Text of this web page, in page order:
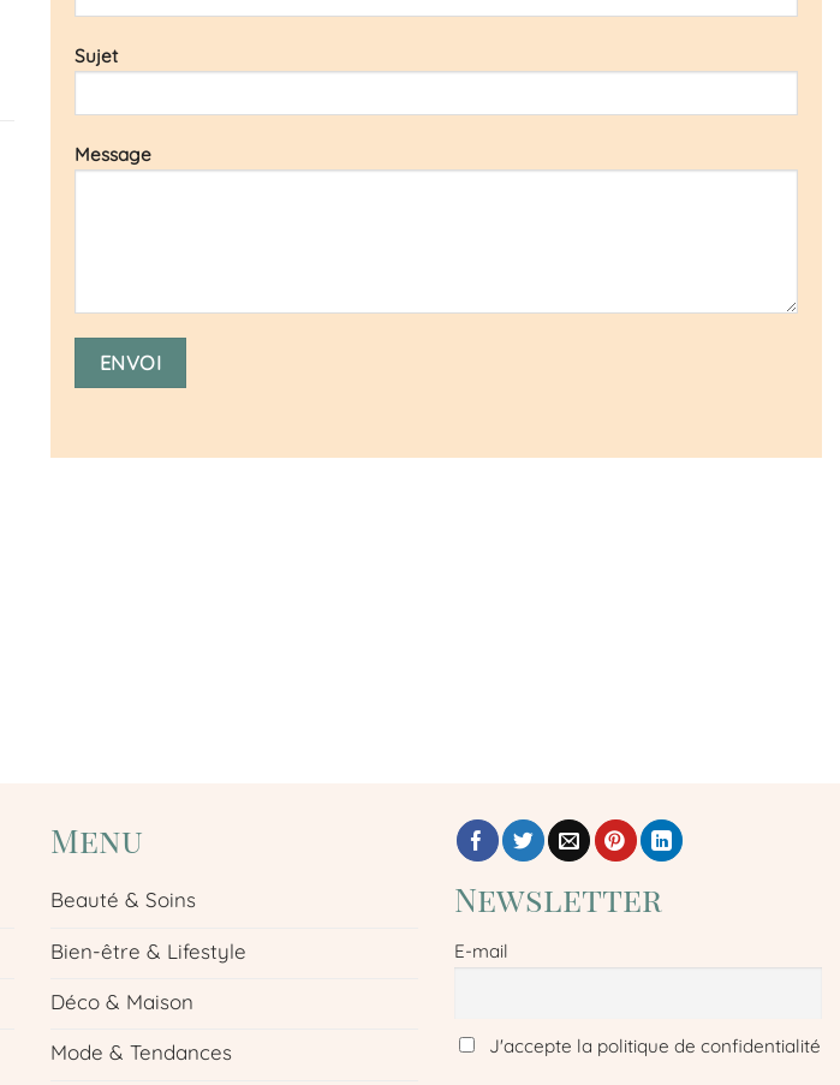
Sujet
Message
Menu
Beauté & Soins
Bien-être & Lifestyle
Déco & Maison
Mode & Tendances
Newsletter
E-mail
J'accepte la politique de confidentialité